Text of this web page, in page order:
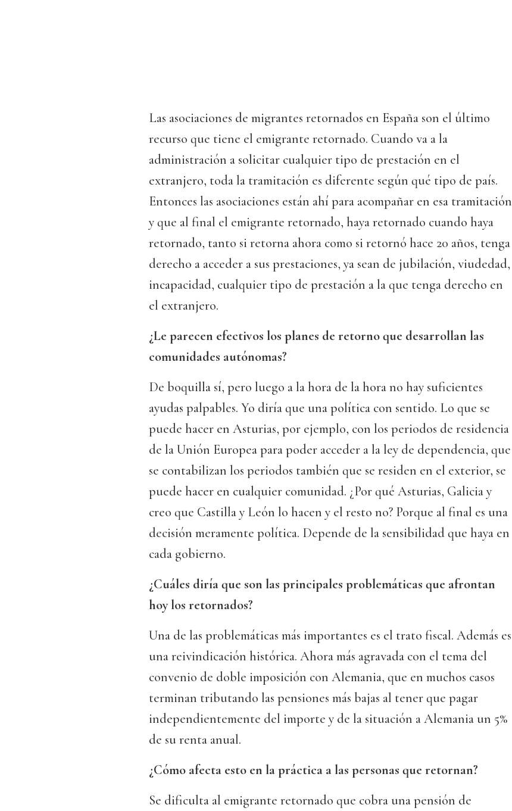
Las asociaciones de migrantes retornados en España son el último
recurso que tiene el emigrante retornado. Cuando va a la
administración a solicitar cualquier tipo de prestación en el
extranjero, toda la tramitación es diferente según qué tipo de país.
Entonces las asociaciones están ahí para acompañar en esa tramitación
y que al final el emigrante retornado, haya retornado cuando haya
retornado, tanto si retorna ahora como si retornó hace 20 años, tenga
derecho a acceder a sus prestaciones, ya sean de jubilación, viudedad,
incapacidad, cualquier tipo de prestación a la que tenga derecho en
el extranjero.
¿Le parecen efectivos los planes de retorno que desarrollan las
comunidades autónomas?
De boquilla sí, pero luego a la hora de la hora no hay suficientes
ayudas palpables. Yo diría que una política con sentido. Lo que se
puede hacer en Asturias, por ejemplo, con los periodos de residencia
de la Unión Europea para poder acceder a la ley de dependencia, que
se contabilizan los periodos también que se residen en el exterior, se
puede hacer en cualquier comunidad. ¿Por qué Asturias, Galicia y
creo que Castilla y León lo hacen y el resto no? Porque al final es una
decisión meramente política. Depende de la sensibilidad que haya en
cada gobierno.
¿Cuáles diría que son las principales problemáticas que afrontan
hoy los retornados?
Una de las problemáticas más importantes es el trato fiscal. Además es
una reivindicación histórica. Ahora más agravada con el tema del
convenio de doble imposición con Alemania, que en muchos casos
terminan tributando las pensiones más bajas al tener que pagar
independientemente del importe y de la situación a Alemania un 5%
de su renta anual.
¿Cómo afecta esto en la práctica a las personas que retornan?
Se dificulta al emigrante retornado que cobra una pensión de